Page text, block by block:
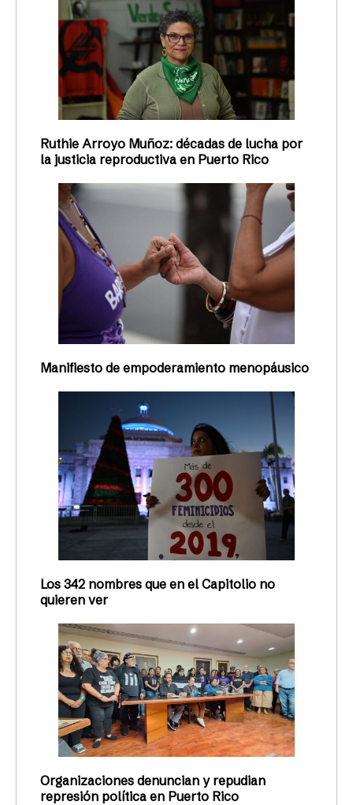
Ruthie Arroyo Muñoz: décadas de lucha por
la justicia reproductiva en Puerto Rico
Manifiesto de empoderamiento menopáusico
Los 342 nombres que en el Capitolio no
quieren ver
Organizaciones denuncian y repudian
represión política en Puerto Rico